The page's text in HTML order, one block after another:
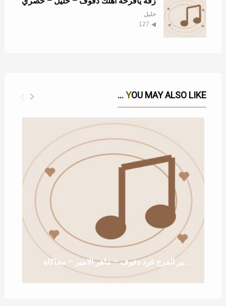
خليل
127
YOU MAY ALSO LIKE ...
زفة طير الفرح غرد دفوف – ماهر الامير – محاكاة